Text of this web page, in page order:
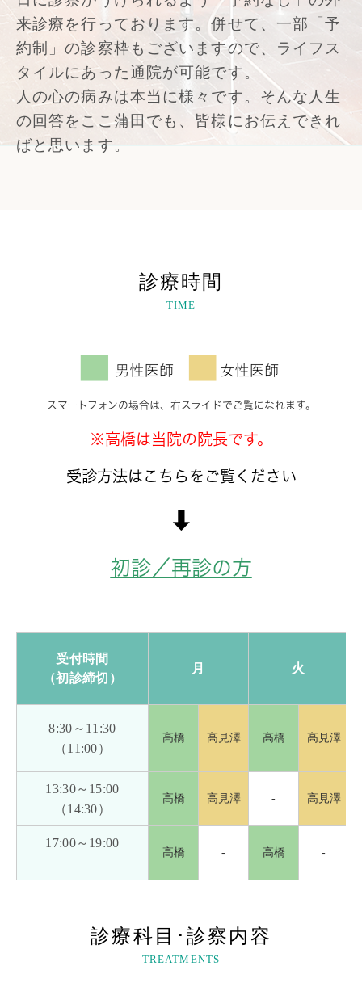
来診療を行っております。併せて、一部「予
約制」の診察枠もございますので、ライフス
タイルにあった通院が可能です。
人の心の病みは本当に様々です。そんな人生
の回答をここ蒲田でも、皆様にお伝えできれ
ばと思います。
診療時間
TIME
スマートフォンの場合は、右スライドでご覧になれます。
※高橋は当院の院長です。
受診方法はこちらをご覧ください
⬇︎
初診／再診の方
受付時間
（初診締切）
月 火
8:30～11:30
（11:00）
高橋 高見澤 高橋 高見澤
13:30～15:00
（14:30）
高橋 高見澤 - 高見澤
17:00～19:00
高橋 - 高橋 -
診療科目･診察内容
TREATMENTS